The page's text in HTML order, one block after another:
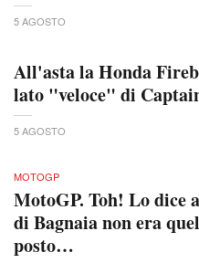
5 AGOSTO
All'asta la Honda
lato "veloce" di
5 AGOSTO
MOTOGP
MotoGP. Toh! Lo dice
di Bagnaia non era
posto…